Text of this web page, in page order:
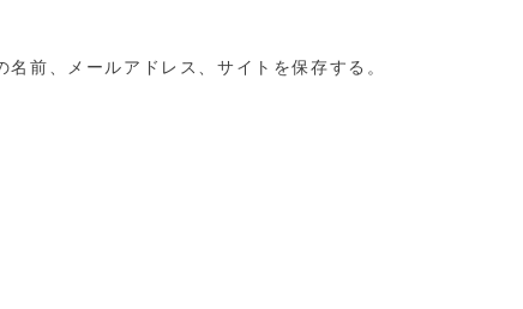
前、メールアドレス、サイトを保存する。